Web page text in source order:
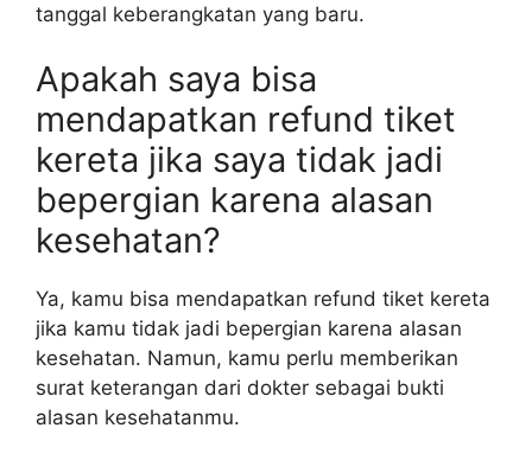
tanggal keberangkatan yang baru.
Apakah saya bisa
mendapatkan refund tiket
kereta jika saya tidak jadi
bepergian karena alasan
kesehatan?
Ya, kamu bisa mendapatkan refund tiket kereta
jika kamu tidak jadi bepergian karena alasan
kesehatan. Namun, kamu perlu memberikan
surat keterangan dari dokter sebagai bukti
alasan kesehatanmu.